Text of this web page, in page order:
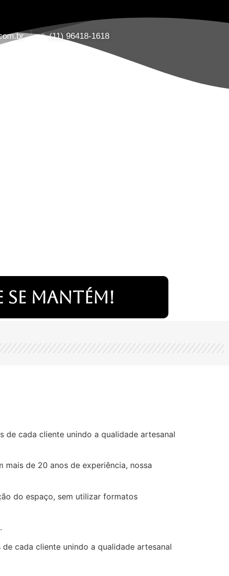
(11) 96418-1618
mantém!
de cada cliente unindo a qualidade artesanal
de 20 anos de experiência, nossa
do espaço, sem utilizar formatos
cada cliente unindo a qualidade artesanal